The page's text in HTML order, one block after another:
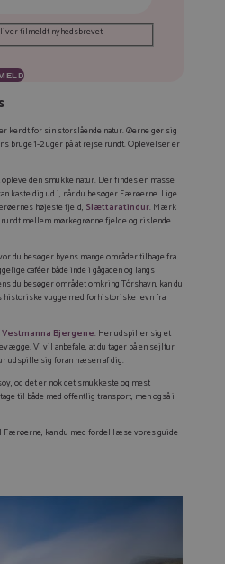
tilmeldt nyhedsbrevet
kendt for sin storslående natur. Øerne gør sig
bruge 1-2 uger på at rejse rundt. Oplevelser er
den smukke natur. Der findes en masse
kaste dig ud i, når du besøger Færøerne. Lige
højeste fjeld, Slættaratindur. Mærk
mellem mørkegrønne fjelde og rislende
du besøger byens mange områder tilbage fra
caféer både inde i gågaden og langs
du besøger området omkring Tórshavn, kan du
vugge med forhistoriske levn fra
Vestmanna Bjergene. Her udspiller sig et
Vi vil anbefale, at du tager på en sejltur
udspille sig foran næsen af dig.
og det er nok det smukkeste og mest
til både med offentlig transport, men også i
kan du med fordel læse vores guide